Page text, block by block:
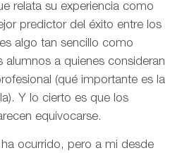
relata su experiencia como
predictor del éxito entre los
algo tan sencillo como
alumnos a quienes consideran
(qué importante es la
Y lo cierto es que los
equivocarse.
ocurrido, pero a mi desde